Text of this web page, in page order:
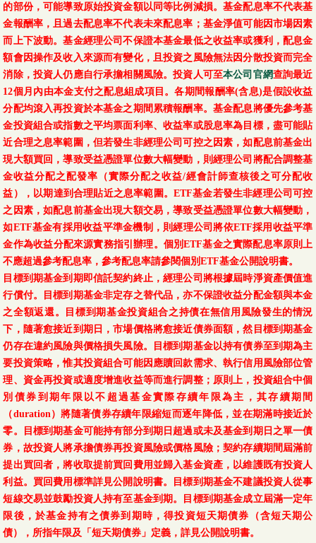
的部份，可能導致原始投資金額以同等比例減損。基金配息率不代表基
金報酬率，且過去配息率不代表未來配息率；基金淨值可能因市場因素
而上下波動。基金經理公司不保證本基金最低之收益率或獲利，配息金
額會因操作及收入來源而有變化，且投資之風險無法因分散投資而完全
消除，投資人仍應自行承擔相關風險。投資人可至本公司官網查詢最近
12個月內由本金支付之配息組成項目。各期間報酬率(含息)是假設收益
分配均滾入再投資於本基金之期間累積報酬率。基金配息將優先參考基
金投資組合或指數之平均票面利率、收益率或股息率為目標，盡可能貼
近合理之息率範圍，但若發生非經理公司可控之因素，如配息前基金出
現大額買回，導致受益憑證單位數大幅變動，則經理公司將配合調整基
金收益分配之配發率（實際分配之收益/經會計師查核後之可分配收
益），以期達到合理貼近之息率範圍。ETF基金若發生非經理公司可控
之因素，如配息前基金出現大額交易，導致受益憑證單位數大幅變動，
如ETF基金有採用收益平準金機制，則經理公司將依ETF採用收益平準
金作為收益分配來源實務指引辦理。個別ETF基金之實際配息率原則上
不應超過參考配息率，參考配息率請參閱個別ETF基金公開說明書。
目標到期基金到期即信託契約終止，經理公司將根據屆時淨資產價值進
行償付。目標到期基金非定存之替代品，亦不保證收益分配金額與本金
之全額返還。目標到期基金投資組合之持債在無信用風險發生的情況
下，隨著愈接近到期日，市場價格將愈接近債券面額，然目標到期基金
仍存在違約風險與價格損失風險。目標到期基金以持有債券至到期為主
要投資策略，惟其投資組合可能因應贖回款需求、執行信用風險部位管
理、資金再投資或適度增進收益等而進行調整；原則上，投資組合中個
別債券到期年限以不超過基金實際存續年限為主，其存續期間
（duration）將隨著債券存續年限縮短而逐年降低，並在期滿時接近於
零。目標到期基金可能持有部分到期日超過或未及基金到期日之單一債
券，故投資人將承擔債券再投資風險或價格風險；契約存續期間屆滿前
提出買回者，將收取提前買回費用並歸入基金資產，以維護既有投資人
利益。買回費用標準詳見公開說明書。目標到期基金不建議投資人從事
短線交易並鼓勵投資人持有至基金到期。目標到期基金成立屆滿一定年
限後，於基金持有之債券到期時，得投資短天期債券（含短天期公
債），所指年限及「短天期債券」定義，詳見公開說明書。